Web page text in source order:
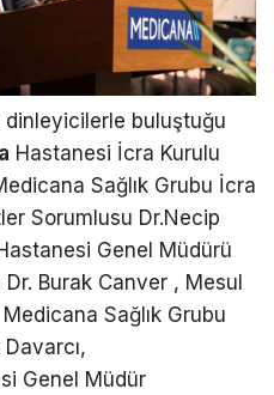
dinleyicilerle buluştuğu
Hastanesi İcra Kurulu
Sağlık Grubu İcra
Sorumlusu Dr.Necip
Genel Müdürü
Burak Canver , Mesul
Sağlık Grubu
Genel Müdür